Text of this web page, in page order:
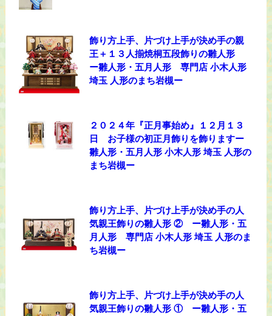
飾り方上手、片づけ上手が決め手の親
王＋１３人揃焼桐五段飾りの雛人形
ー雛人形・五月人形 専門店 小木人形
埼玉 人形のまち岩槻ー
２０２４年『正月事始め』１２月１３
日 お子様の初正月飾りを飾りますー
雛人形・五月人形 小木人形 埼玉 人形の
まち岩槻ー
飾り方上手、片づけ上手が決め手の人
気親王飾りの雛人形 ② ー雛人形・五
月人形 専門店 小木人形 埼玉 人形のま
ち岩槻ー
飾り方上手、片づけ上手が決め手の人
気親王飾りの雛人形 ① ー雛人形・五